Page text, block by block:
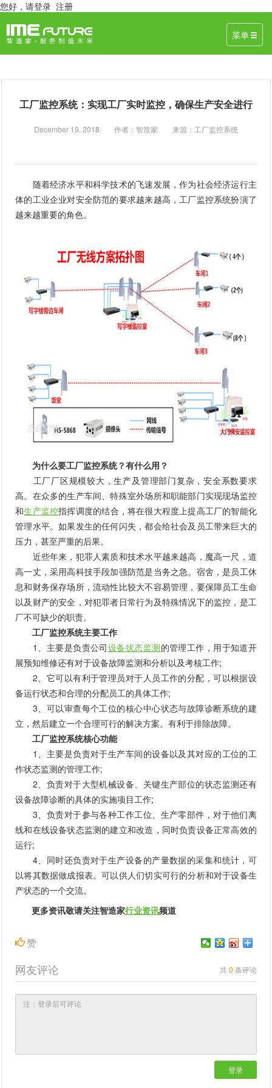
您好， 请登录 注册
菜单
工厂监控系统：实现工厂实时监控，确保生产安全进行
December 19, 2018 作者：智造家 来源：工厂监控系统
随着经济水平和科学技术的飞速发展，作为社会经济运行主
体的工业企业对安全防范的要求越来越高，工厂监控系统扮演了
越来越重要的角色。
为什么要工厂监控系统？有什么用？
工厂厂区规模较大，生产及管理部门复杂，安全系数要求
高。在众多的生产车间、特殊室外场所和职能部门实现现场监控
和生产监控指挥调度的结合，将在很大程度上提高工厂的智能化
管理水平。如果发生的任何闪失，都会给社会及员工带来巨大的
压力，甚至严重的后果。
近些年来，犯罪人素质和技术水平越来越高，魔高一尺，道
高一丈，采用高科技手段加强防范是当务之急。宿舍，是员工休
息和财务保存场所，流动性比较大不容易管理，要保障员工生命
以及财产的安全，对犯罪者日常行为及特殊情况下的监控，是工
厂不可缺少的职责。
工厂监控系统主要工作
1、主要是负责公司设备状态监测的管理工作，用于知道开
展预知维修还有对于设备故障监测和分析以及考核工作;
2、它可以有利于管理员对于人员工作的分配，可以根据设
备运行状态和合理的分配员工的具体工作;
3、可以审查每个工位的核心中心状态与故障诊断系统的建
立，然后建立一个合理可行的解决方案。有利于排除故障。
工厂监控系统核心功能
1、主要是负责对于生产车间的设备以及其对应的工位的工
作状态监测的管理工作;
2、负责对于大型机械设备、关键生产部位的状态监测还有
设备故障诊断的具体的实施项目工作;
3、负责对于参与各种工作工位、生产零部件，对于他们离
线和在线设备状态监测的建立和改造，同时负责设备正常高效的
运行;
4、同时还负责对于生产设备的产量数据的采集和统计，可
以将其数据做成报表。可以供人们切实可行的分析和对于设备生
产状态的一个交流。
更多资讯敬请关注智造家行业资讯频道
赞
网友评论 共0 条评论
登录